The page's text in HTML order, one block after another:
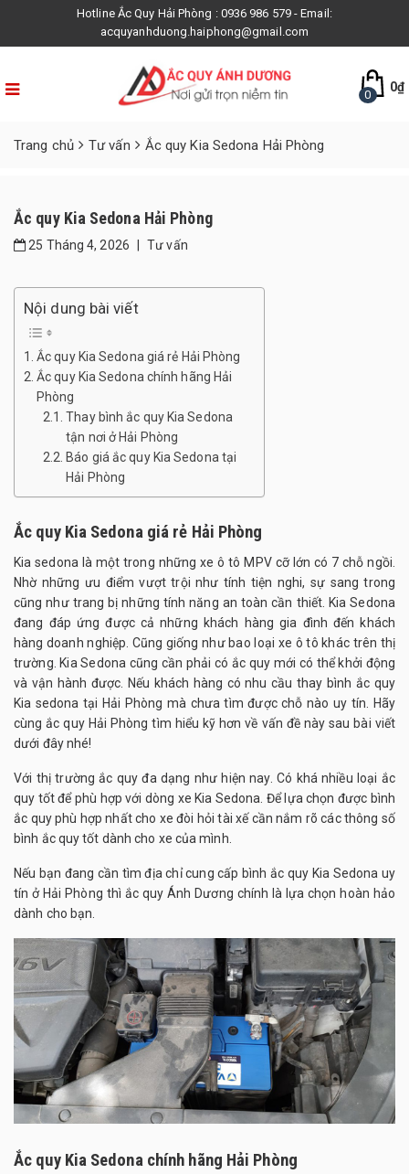
Hotline Ắc Quy Hải Phòng : 0936 986 579 - Email:
acquyanhduong.haiphong@gmail.com
0
0₫
Trang chủ Tư vấn Ắc quy Kia Sedona Hải Phòng
Ắc quy Kia Sedona Hải Phòng
25 Tháng 4, 2026 Tư vấn
Nội dung bài viết
Ắc quy Kia Sedona giá rẻ Hải Phòng
Ắc quy Kia Sedona chính hãng Hải
Phòng
Thay bình ắc quy Kia Sedona
tận nơi ở Hải Phòng
Báo giá ắc quy Kia Sedona tại
Hải Phòng
Ắc quy Kia Sedona giá rẻ Hải Phòng
Kia sedona là một trong những xe ô tô MPV cỡ lớn có 7 chỗ ngồi.
Nhờ những ưu điểm vượt trội như tính tiện nghi, sự sang trong
cũng như trang bị những tính năng an toàn cần thiết. Kia Sedona
đang đáp ứng được cả những khách hàng gia đình đến khách
hàng doanh nghiệp. Cũng giống như bao loại xe ô tô khác trên thị
trường. Kia Sedona cũng cần phải có ắc quy mới có thể khởi động
và vận hành được. Nếu khách hàng có nhu cầu thay bình ắc quy
Kia sedona tại Hải Phòng mà chưa tìm được chỗ nào uy tín. Hãy
cùngắc quy Hải Phòng tìm hiểu kỹ hơn về vấn đề này sau bài viết
dưới đây nhé!
Với thị trường ắc quy đa dạng như hiện nay. Có khá nhiều loại ắc
quy tốt để phù hợp với dòng xe Kia Sedona. Để lựa chọn được bình
ắc quy phù hợp nhất cho xe đòi hỏi tài xế cần nắm rõ các thông số
bình ắc quy tốt dành cho xe của mình.
Nếu bạn đang cần tìm địa chỉ cung cấp bình ắc quy Kia Sedona uy
tín ở Hải Phòng thì ắc quy Ánh Dương chính là lựa chọn hoàn hảo
dành cho bạn.
Ắc quy Kia Sedona chính hãng Hải Phòng